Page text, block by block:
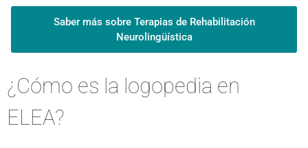
Saber más sobre Terapias de Rehabilitación
Neurolingüística
¿Cómo es la logopedia en
ELEA?